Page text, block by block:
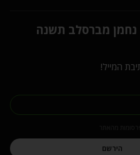
מברסלב תשנה
המייל!
הירשם